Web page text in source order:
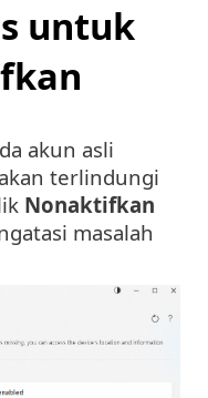
untuk
akun asli
terlindungi
Nonaktifkan
masalah